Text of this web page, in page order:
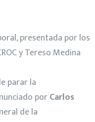
presentada por los
y Tereso Medina
parar la
porCarlos
de la